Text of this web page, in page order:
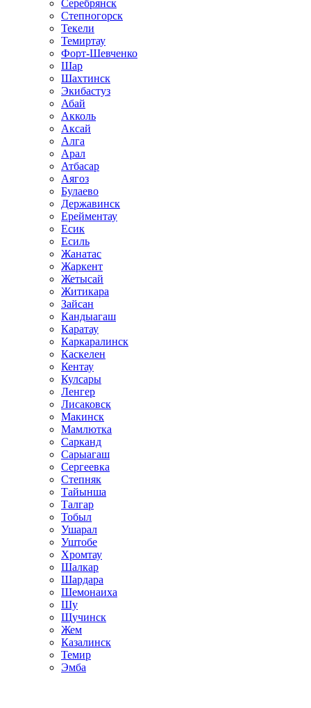
Серебрянск
Степногорск
Текели
Темиртау
Форт-Шевченко
Шар
Шахтинск
Экибастуз
Абай
Акколь
Аксай
Алга
Арал
Атбасар
Аягоз
Булаево
Державинск
Ерейментау
Есик
Есиль
Жанатас
Жаркент
Жетысай
Житикара
Зайсан
Кандыагаш
Каратау
Каркаралинск
Каскелен
Кентау
Кулсары
Ленгер
Лисаковск
Макинск
Мамлютка
Сарканд
Сарыагаш
Сергеевка
Степняк
Тайынша
Талгар
Тобыл
Ушарал
Уштобе
Хромтау
Шалкар
Шардара
Шемонаиха
Шу
Щучинск
Жем
Казалинск
Темир
Эмба